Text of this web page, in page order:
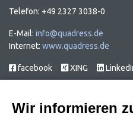
Telefon: +49 2327 3038-0
E-Mail: info@quadress.de
Internet: www.quadress.de
facebook XING
zb Datenschutz u. -sicherheit
Wir informieren